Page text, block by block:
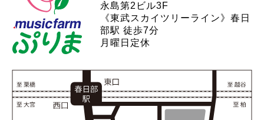
永島第2ビル3F
《東武スカイツリーライン》春日
部駅 徒歩7分
月曜日定休